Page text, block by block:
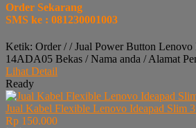
Order Sekarang
SMS ke : 081230001003
Ketik: Order / / Jual Power Button Lenovo
14ADA05 Bekas / Nama anda / Alamat
Lihat Detail
Ready
Jual Kabel Flexible Lenovo Ideapad Slim
Rp 150.000